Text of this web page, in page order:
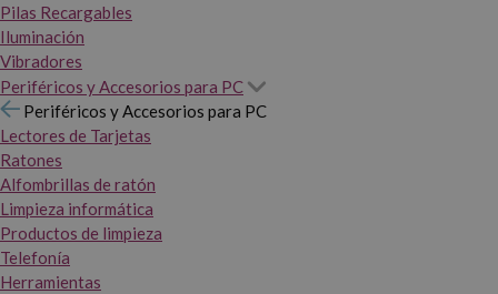
Pilas Recargables
Iluminación
Vibradores
Periféricos y Accesorios para PC
Periféricos y Accesorios para PC
Lectores de Tarjetas
Ratones
Alfombrillas de ratón
Limpieza informática
Productos de limpieza
Telefonía
Herramientas